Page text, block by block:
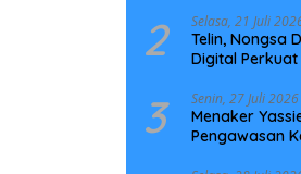
2 Selasa, 21 Juli
Telin, Nongsa
Digital
NCC
3 Senin, 27 Juli 2026
Menaker
Pengawasan